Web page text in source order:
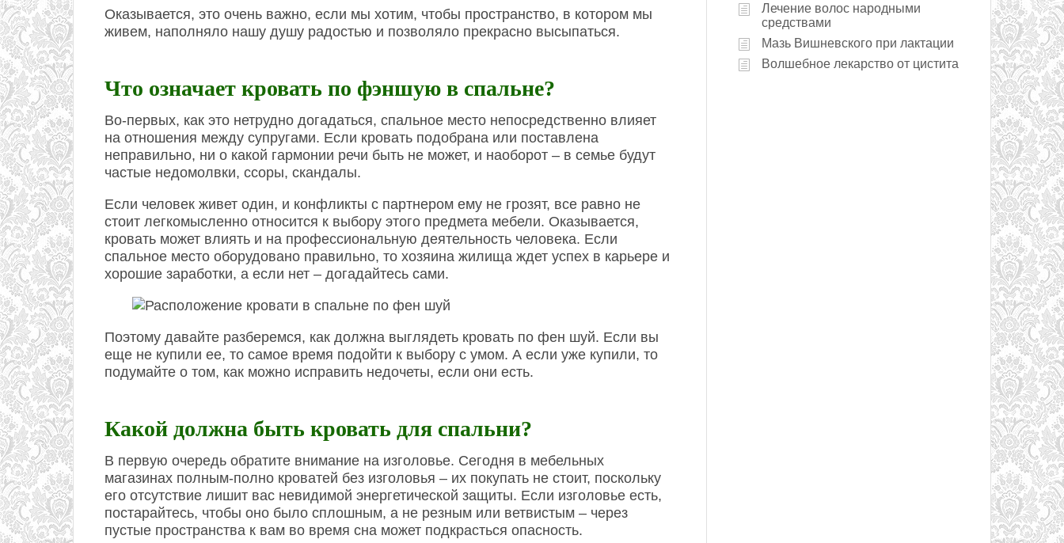
Оказывается, это очень важно, если мы хотим, чтобы пространство, в котором мы
живем, наполняло нашу душу радостью и позволяло прекрасно высыпаться.
Что означает кровать по фэншую в спальне?
Во-первых, как это нетрудно догадаться, спальное место непосредственно влияет
на отношения между супругами. Если кровать подобрана или поставлена
неправильно, ни о какой гармонии речи быть не может, и наоборот – в семье будут
частые недомолвки, ссоры, скандалы.
Если человек живет один, и конфликты с партнером ему не грозят, все равно не
стоит легкомысленно относится к выбору этого предмета мебели. Оказывается,
кровать может влиять и на профессиональную деятельность человека. Если
спальное место оборудовано правильно, то хозяина жилища ждет успех в карьере и
хорошие заработки, а если нет – догадайтесь сами.
Поэтому давайте разберемся, как должна выглядеть кровать по фен шуй. Если вы
еще не купили ее, то самое время подойти к выбору с умом. А если уже купили, то
подумайте о том, как можно исправить недочеты, если они есть.
Какой должна быть кровать для спальни?
В первую очередь обратите внимание на изголовье. Сегодня в мебельных
магазинах полным-полно кроватей без изголовья – их покупать не стоит, поскольку
его отсутствие лишит вас невидимой энергетической защиты. Если изголовье есть,
постарайтесь, чтобы оно было сплошным, а не резным или ветвистым – через
пустые пространства к вам во время сна может подкрасться опасность.
Лечение волос народными
средствами
Мазь Вишневского при лактации
Волшебное лекарство от цистита